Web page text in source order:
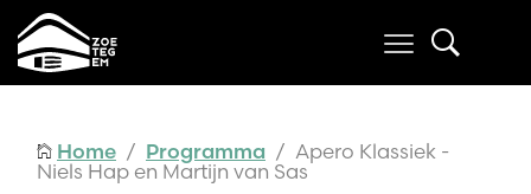
Home / Programma / Apero Klassiek -
Niels Hap en Martijn van Sas